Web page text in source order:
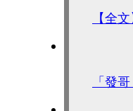
【全
「發